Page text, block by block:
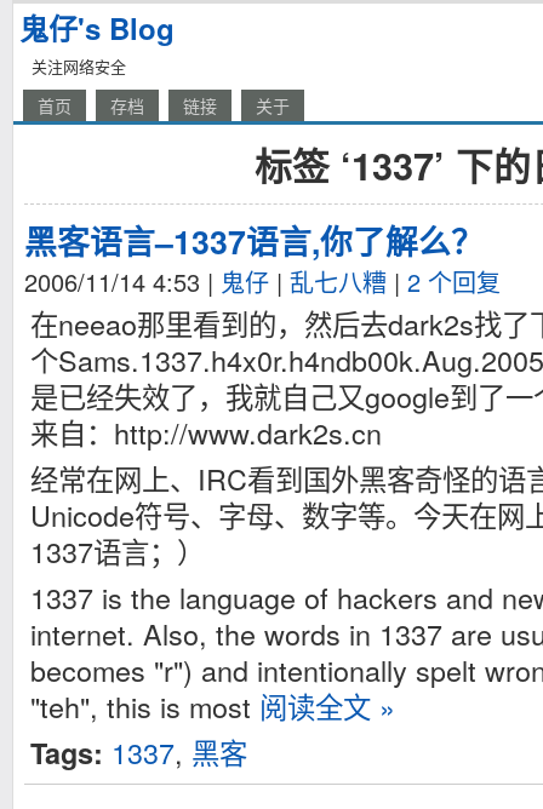
鬼仔's Blog
关注网络安全
首页 存档 链接 关于
标签 ‘1337’ 下
黑客语言–1337语言,你了解么？
2006/11/14 4:53 | 鬼仔 | 乱七八糟 | 2 个回复
在neeao那里看到的，然后去dark2s找了
个
是已经失效了，我就自己又google到了
来自：http://www.dark2s.cn
经常在网上、IRC看到国外黑客奇怪的语
Unicode符号、字母、数字等。今天在网
1337语言；）
1337 is the language of hackers and
internet. Also, the words in 1337 are
becomes "r") and intentionally spelt
"teh", this is most 阅读全文 »
Tags: 1337, 黑客